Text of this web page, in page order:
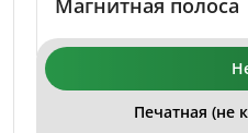
Магнитная полоса
Печатная (не